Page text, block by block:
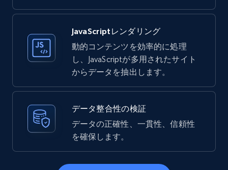
JavaScriptレンダリング
動的コンテンツを効率的に処理
し、JavaScriptが多用されたサイト
からデータを抽出します。
データ整合性の検証
データの正確性、一貫性、信頼性
を確保します。